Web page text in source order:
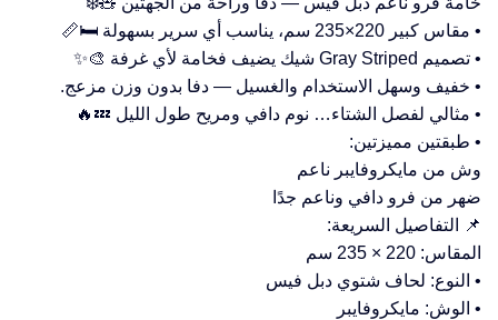
• مقاس كبير 220×235 سم، يناسب أي سرير بسهولة 🛏️📏
• تصميم Gray Striped شيك يضيف فخامة لأي غرفة 🎨✨
• خفيف وسهل الاستخدام والغسيل — دفا بدون وزن مزعج.
• مثالي لفصل الشتاء… نوم دافي ومريح طول الليل 💤🔥
• طبقتين مميزتين:
وش من مايكروفايبر ناعم
ضهر من فرو دافي وناعم جدًا
📌 التفاصيل السريعة:
المقاس: 220 × 235 سم
• النوع: لحاف شتوي دبل فيس
• الوش: مايكروفايبر